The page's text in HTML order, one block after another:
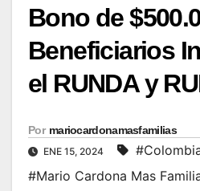
Bono de
Beneficiarios
el RUNDA y
Por mariocardonamasfamilias
ENE 15, 2024
#Mario Cardona Mas